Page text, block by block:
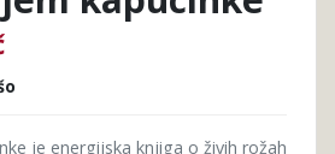
je energijska knjiga o živih rožah